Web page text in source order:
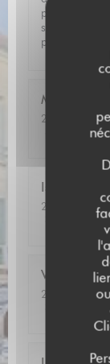
pour 2
servies avant
personnel
Muriel
2026-07-22-
5/5
Isabelle
2026-07-11-
/5
Viviane L
2026-07-10-